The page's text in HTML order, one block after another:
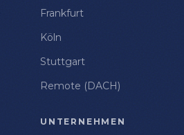
Frankfurt
Köln
Stuttgart
Remote (DACH)
UNTERNEHMEN